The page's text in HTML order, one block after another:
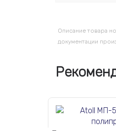
Описание товара
документации